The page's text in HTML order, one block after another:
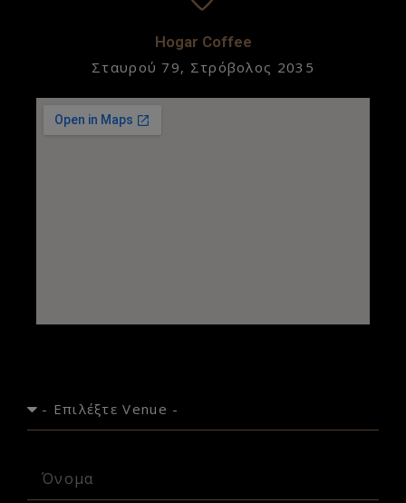
Hogar Coffee
Σταυρού 79, Στρόβολος 2035